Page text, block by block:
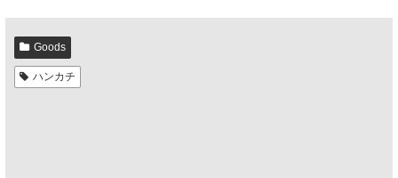
Goods
ハンカチ